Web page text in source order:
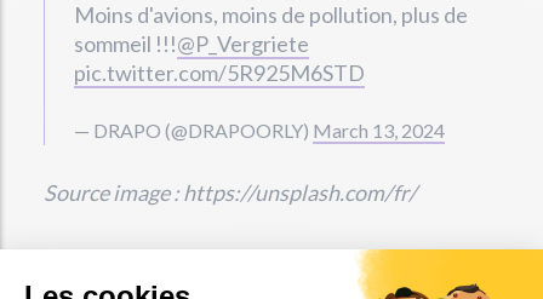
Moins d'avions, moins de pollution, plus de
sommeil !!!@P_Vergriete
pic.twitter.com/5R925M6STD
— DRAPO (@DRAPOORLY) March 13, 2024
Source image : https://unsplash.com/fr/